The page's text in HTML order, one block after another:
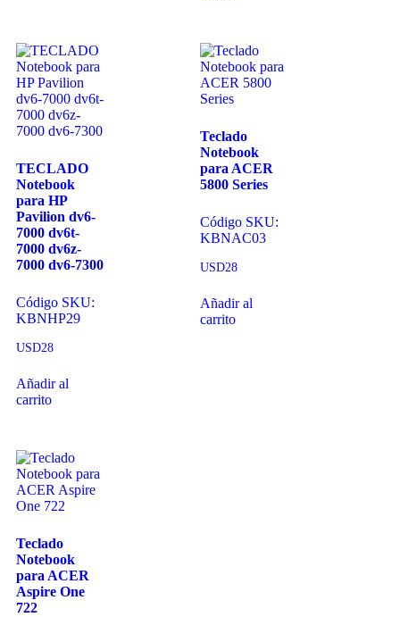
TECLADO
Notebook
para HP
Pavilion dv6-
7000 dv6t-
7000 dv6z-
7000 dv6-7300
Código SKU:
KBNHP29
USD28
Añadir al
carrito
Teclado
Notebook
para ACER
5800 Series
Código SKU:
KBNAC03
USD28
Añadir al
carrito
Teclado
Notebook
para ACER
Aspire One
722